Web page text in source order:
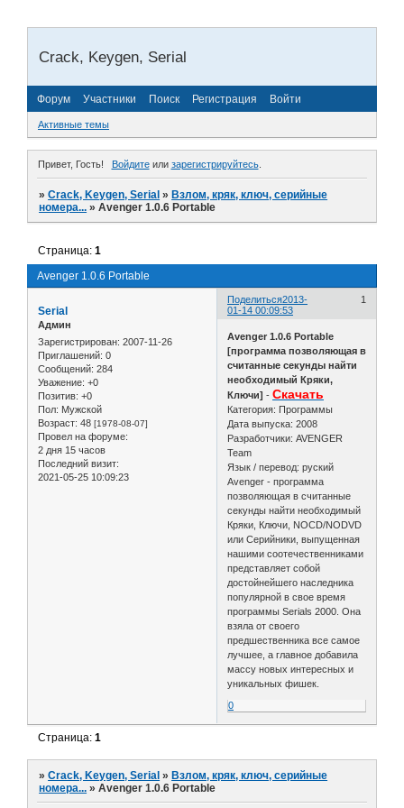
Crack, Keygen, Serial
Форум Участники Поиск Регистрация Войти
Активные темы
Привет, Гость! Войдитеили зарегистрируйтесь.
»Crack, Keygen, Serial »Взлом, кряк, ключ, серийные
номера... »Avenger 1.0.6 Portable
Avenger 1.0.6 Portable
Страница:1
Поделиться 1
2013-
01-14 00:09:53
Serial
Админ
Зарегистрирован: 2007-11-26
Приглашений: 0
Сообщений: 284
Уважение: +0
Позитив: +0
Пол: Мужской
Возраст: 48 [1978-08-07]
Провел на форуме:
2 дня 15 часов
Последний визит:
2021-05-25 10:09:23
Avenger 1.0.6 Portable
[программа позволяющая в
считанные секунды найти
необходимый Кряки,
Ключи] -Скачать
Категория: Программы
Дата выпуска: 2008
Разработчики: AVENGER
Team
Язык / перевод: руский
Аvenger - программа
позволяющая в считанные
секунды найти необходимый
Кряки, Ключи, NOCD/NODVD
или Серийники, выпущенная
нашими соотечественниками
представляет собой
достойнейшего наследника
популярной в свое время
программы Serials 2000. Она
взяла от своего
предшественника все самое
лучшее, а главное добавила
массу новых интересных и
уникальных фишек.
0
Страница:1
»Crack, Keygen, Serial »Взлом, кряк, ключ, серийные
номера... »Avenger 1.0.6 Portable